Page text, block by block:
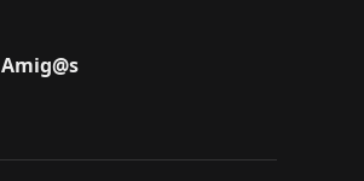
Amig@s